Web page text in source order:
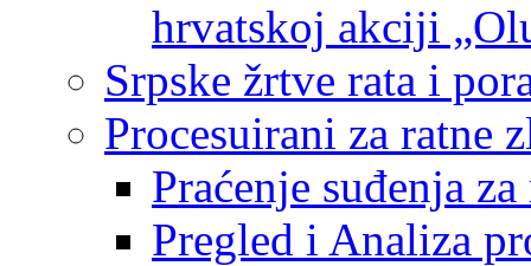
hrvatskoj akciji
Srpske žrtve rata i
Procesuirani za ratne
Praćenje suđenja
Pregled i Analiza